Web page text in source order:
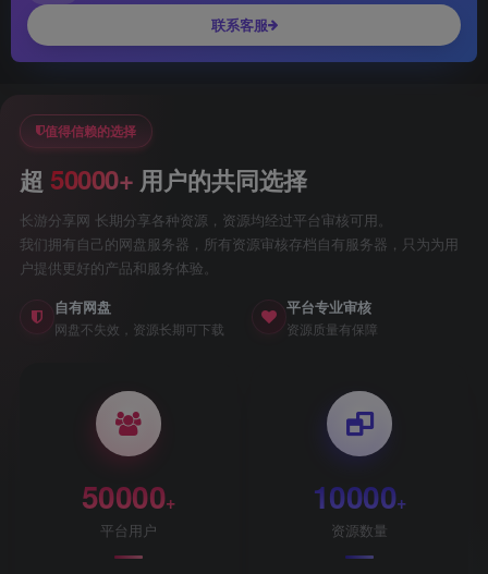
联系客服
值得信赖的选择
超 50000+ 用户的共同选择
长游分享网 长期分享各种资源，资源均经过平台审核可用。
我们拥有自己的网盘服务器，所有资源审核存档自有服务器，只为为用
户提供更好的产品和服务体验。
自有网盘
网盘不失效，资源长期可下载
平台专业审核
资源质量有保障
50000+
平台用户
10000+
资源数量